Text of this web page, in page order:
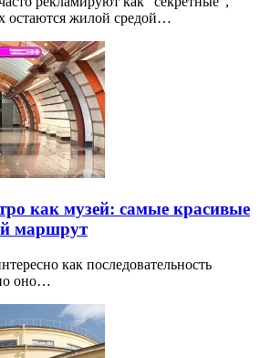
остаются жилой средой…
как музей: самые красивые
маршрут
как последовательность
оно…